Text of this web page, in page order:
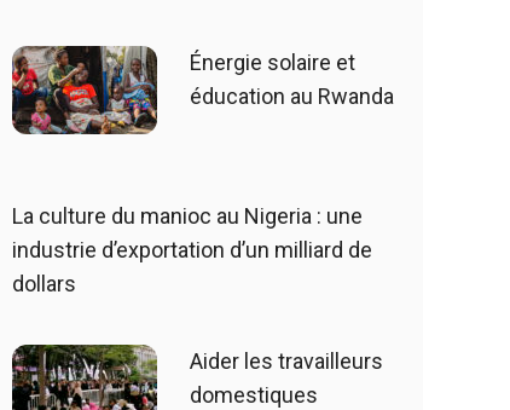
Énergie solaire et
éducation au Rwanda
La culture du manioc au Nigeria : une
industrie d’exportation d’un milliard de
dollars
Aider les travailleurs
domestiques